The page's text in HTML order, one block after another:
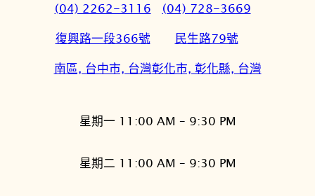
(04) 2262-3116
復興路一段366號
南區, 台中市, 台灣
(04) 728-3669
民生路79號
彰化市, 彰化縣, 台灣
星期一 11:00 AM – 9:30 PM
星期二 11:00 AM – 9:30 PM